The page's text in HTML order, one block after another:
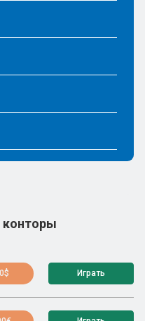
конторы
Играть